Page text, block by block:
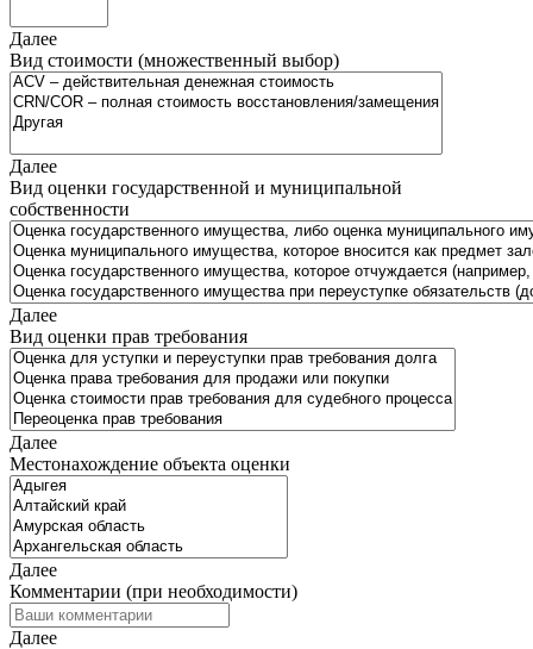
Далее
Вид стоимости (множественный выбор)
Далее
Вид оценки государственной и муниципальной
собственности
Далее
Вид оценки прав требования
Далее
Местонахождение объекта оценки
Далее
Комментарии (при необходимости)
Далее